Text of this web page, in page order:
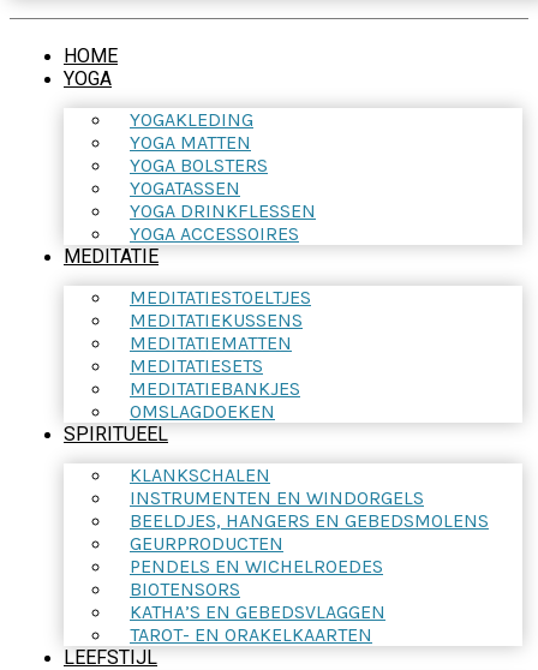
HOME
YOGA
YOGAKLEDING
YOGA MATTEN
YOGA BOLSTERS
YOGATASSEN
YOGA DRINKFLESSEN
YOGA ACCESSOIRES
MEDITATIE
MEDITATIESTOELTJES
MEDITATIEKUSSENS
MEDITATIEMATTEN
MEDITATIESETS
MEDITATIEBANKJES
OMSLAGDOEKEN
SPIRITUEEL
KLANKSCHALEN
INSTRUMENTEN EN WINDORGELS
BEELDJES, HANGERS EN GEBEDSMOLENS
GEURPRODUCTEN
PENDELS EN WICHELROEDES
BIOTENSORS
KATHA’S EN GEBEDSVLAGGEN
TAROT- EN ORAKELKAARTEN
LEEFSTIJL